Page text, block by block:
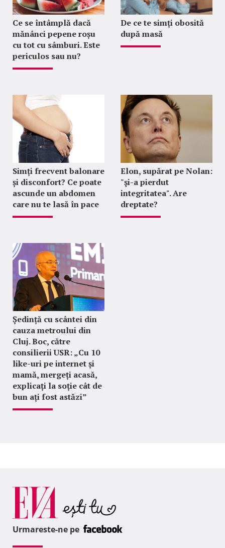
Ce se întâmplă dacă
mănânci pepene roșu
cu tot cu sâmburi. Este
periculos sau nu?
De ce te simți obosită
după masă
Simți frecvent balonare
și disconfort? Ce poate
ascunde un abdomen
care nu te lasă în pace
Elon, supărat pe Nolan:
"şi-a pierdut
integritatea". Are
dreptate?
Ședință cu scântei din
cauza metroului din
Cluj. Boc, către
consilierii USR: „Cu 10
like-uri pe internet și
mamă, mergeți acasă,
explicați la soție cât de
bun ați fost astăzi”
Urmareste-ne pe